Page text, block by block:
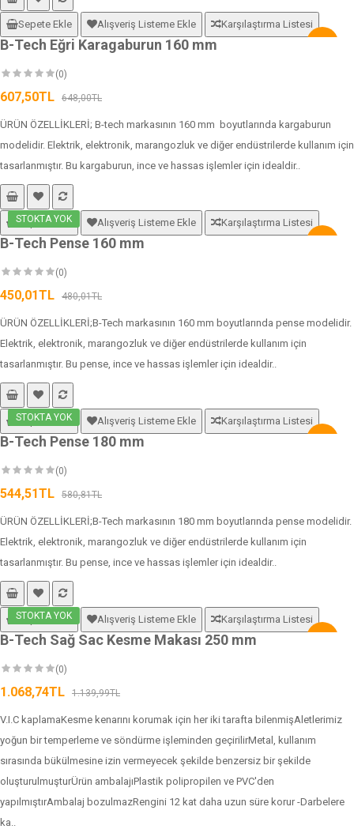
Sepete Ekle Alışveriş Listeme Ekle Karşılaştırma Listesi
B-Tech Eğri Karagaburun 160 mm
(0)
607,50TL 648,00TL
ÜRÜN ÖZELLİKLERİ; B-tech markasının 160 mm boyutlarında kargaburun
modelidir. Elektrik, elektronik, marangozluk ve diğer endüstrilerde kullanım için
tasarlanmıştır. Bu kargaburun, ince ve hassas işlemler için idealdir..
STOKTA YOK
Sepete Ekle Alışveriş Listeme Ekle Karşılaştırma Listesi
B-Tech Pense 160 mm
(0)
450,01TL 480,01TL
ÜRÜN ÖZELLİKLERİ;B-Tech markasının 160 mm boyutlarında pense modelidir.
Elektrik, elektronik, marangozluk ve diğer endüstrilerde kullanım için
tasarlanmıştır. Bu pense, ince ve hassas işlemler için idealdir..
STOKTA YOK
Sepete Ekle Alışveriş Listeme Ekle Karşılaştırma Listesi
B-Tech Pense 180 mm
(0)
544,51TL 580,81TL
ÜRÜN ÖZELLİKLERİ;B-Tech markasının 180 mm boyutlarında pense modelidir.
Elektrik, elektronik, marangozluk ve diğer endüstrilerde kullanım için
tasarlanmıştır. Bu pense, ince ve hassas işlemler için idealdir..
STOKTA YOK
Sepete Ekle Alışveriş Listeme Ekle Karşılaştırma Listesi
B-Tech Sağ Sac Kesme Makası 250 mm
(0)
1.068,74TL 1.139,99TL
V.I.C kaplamaKesme kenarını korumak için her iki tarafta bilenmişAletlerimiz
yoğun bir temperleme ve söndürme işleminden geçirilirMetal, kullanım
sırasında bükülmesine izin vermeyecek şekilde benzersiz bir şekilde
oluşturulmuşturÜrün ambalajıPlastik polipropilen ve PVC'den
yapılmıştırAmbalaj bozulmazRengini 12 kat daha uzun süre korur -Darbelere
ka..